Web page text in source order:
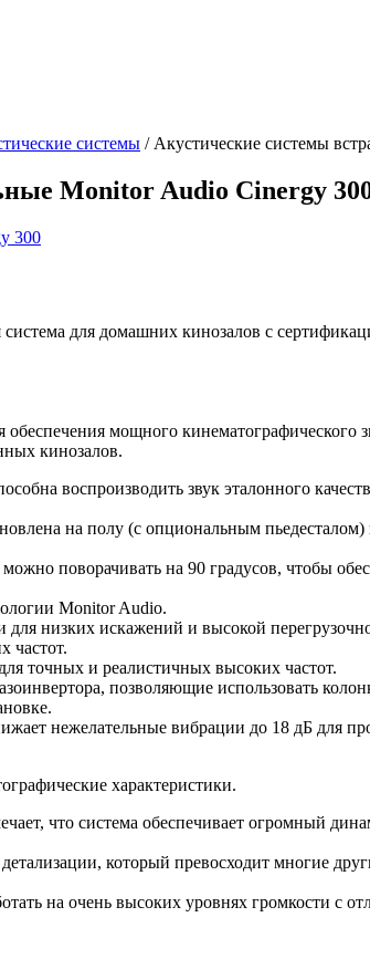
системы / Акустические системы
Monitor Audio Cinergy
для домашних кинозалов с
обеспечения мощного
кинозалов.
воспроизводить звук эталонного
на полу (с опциональным
поворачивать на 90 градусов, чтобы
Monitor Audio.
для низких искажений и высокой
частот.
точных и реалистичных высоких частот.
позволяющие использовать
нежелательные вибрации до 18 дБ для
характеристики.
что система обеспечивает огромный
который превосходит многие
на очень высоких уровнях громкости с